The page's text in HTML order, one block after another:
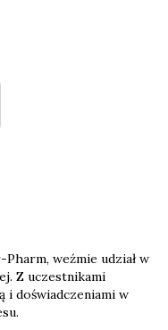
weźmie udział w
Z uczestnikami
i doświadczeniami w